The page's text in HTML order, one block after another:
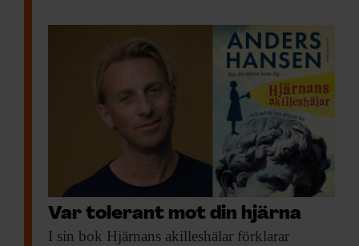
Var tolerant mot din hjärna
I sin bok Hjärnans akilleshälar förklarar